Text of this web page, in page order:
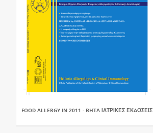
FOOD ALLERGY IN 2011 - BHTA ΙΑΤΡΙΚΈΣ ΕΚΔΌΣΕΙΣ